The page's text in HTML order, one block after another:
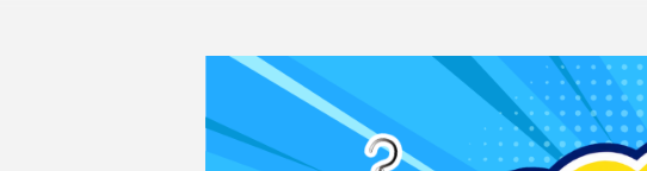
お知らせトップ 試合情報トップ
試合データ
試合日程・結果